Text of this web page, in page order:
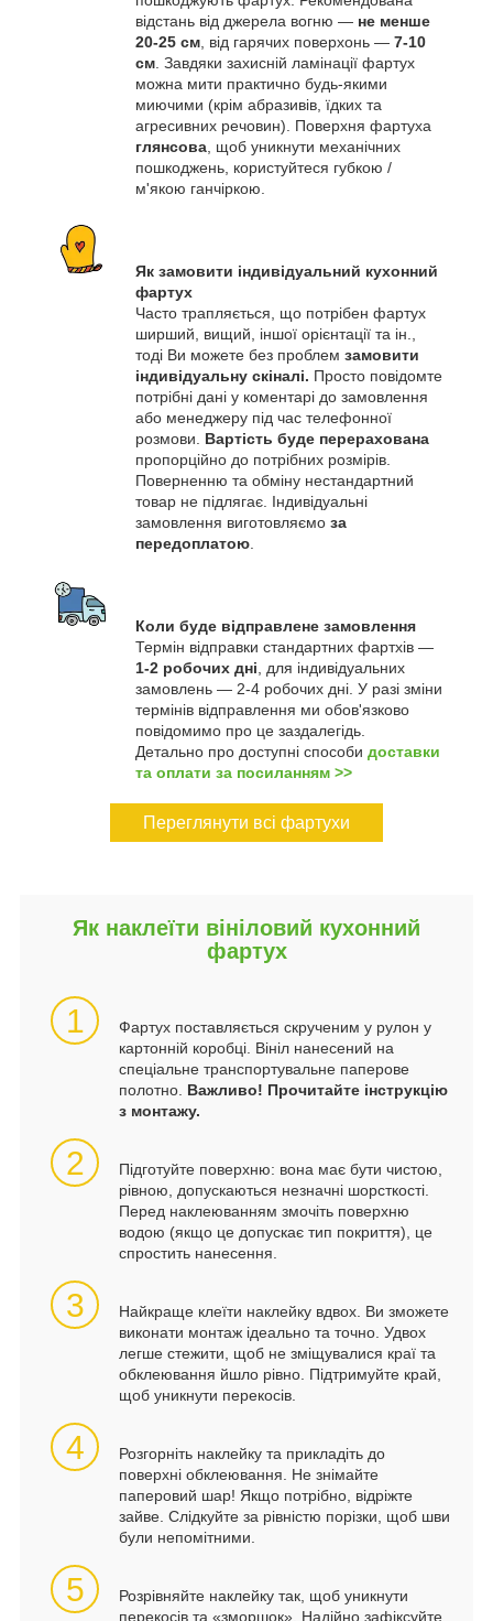
відстань від джерела вогню — не менше
20-25 см, від гарячих поверхонь — 7-10
см. Завдяки захисній ламінації фартух
можна мити практично будь-якими
миючими (крім абразивів, їдких та
агресивних речовин). Поверхня фартуха
глянсова, щоб уникнути механічних
пошкоджень, користуйтеся губкою /
м'якою ганчіркою.
Як замовити індивідуальний кухонний
фартух
Часто трапляється, що потрібен фартух
ширший, вищий, іншої орієнтації та ін.,
тоді Ви можете без проблем замовити
індивідуальну скіналі. Просто повідомте
потрібні дані у коментарі до замовлення
або менеджеру під час телефонної
розмови. Вартість буде перерахована
пропорційно до потрібних розмірів.
Поверненню та обміну нестандартний
товар не підлягає. Індивідуальні
замовлення виготовляємо за
передоплатою.
Коли буде відправлене замовлення
Термін відправки стандартних фартхів —
1-2 робочих дні, для індивідуальних
замовлень — 2-4 робочих дні. У разі зміни
термінів відправлення ми обов'язково
повідомимо про це заздалегідь.
Детально про доступні способи доставки
та оплати за посиланням >>
Переглянути всі фартухи
Як наклеїти вініловий кухонний
фартух
1
Фартух поставляється скрученим у рулон у
картонній коробці. Вініл нанесений на
спеціальне транспортувальне паперове
полотно. Важливо! Прочитайте інструкцію
з монтажу.
2
Підготуйте поверхню: вона має бути чистою,
рівною, допускаються незначні шорсткості.
Перед наклеюванням змочіть поверхню
водою (якщо це допускає тип покриття), це
спростить нанесення.
3
Найкраще клеїти наклейку вдвох. Ви зможете
виконати монтаж ідеально та точно. Удвох
легше стежити, щоб не зміщувалися краї та
обклеювання йшло рівно. Підтримуйте край,
щоб уникнути перекосів.
4
Розгорніть наклейку та прикладіть до
поверхні обклеювання. Не знімайте
паперовий шар! Якщо потрібно, відріжте
зайве. Слідкуйте за рівністю порізки, щоб шви
були непомітними.
5
Розрівняйте наклейку так, щоб уникнути
перекосів та «зморшок». Надійно зафіксуйте